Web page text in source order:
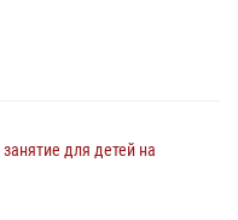
для детей на